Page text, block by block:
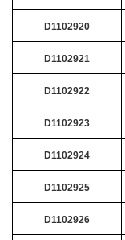
D1102920
D1102921
D1102922
D1102923
D1102924
D1102925
D1102926